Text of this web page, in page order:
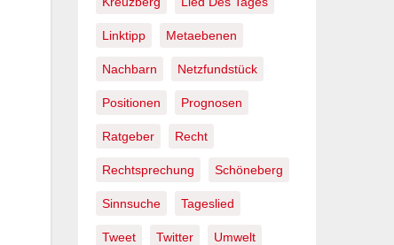
Linktipp Metaebenen
Nachbarn Netzfundstück
Positionen Prognosen
Ratgeber Recht
Rechtsprechung Schöneberg
Sinnsuche Tageslied
Tweet Twitter Umwelt